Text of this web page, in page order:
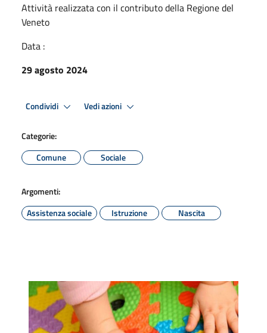
Attività realizzata con il contributo della Regione del
Veneto
Data :
29 agosto 2024
Condividi Vedi azioni
Categorie:
Comune
Sociale
Argomenti:
Assistenza sociale
Istruzione Nascita